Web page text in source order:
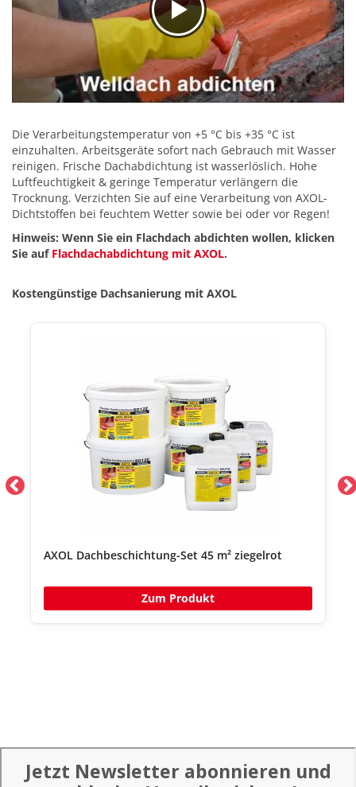
Die Verarbeitungstemperatur von +5 °C bis +35 °C ist
einzuhalten. Arbeitsgeräte sofort nach Gebrauch mit Wasser
reinigen. Frische Dachabdichtung ist wasserlöslich. Hohe
Luftfeuchtigkeit & geringe Temperatur verlängern die
Trocknung. Verzichten Sie auf eine Verarbeitung von AXOL-
Dichtstoffen bei feuchtem Wetter sowie bei oder vor Regen!
Hinweis: Wenn Sie ein Flachdach abdichten wollen, klicken
Sie auf Flachdachabdichtung mit AXOL.
Kostengünstige Dachsanierung mit AXOL
AXOL Dachbeschichtung-Set 45 m² ziegelrot
Zum Produkt